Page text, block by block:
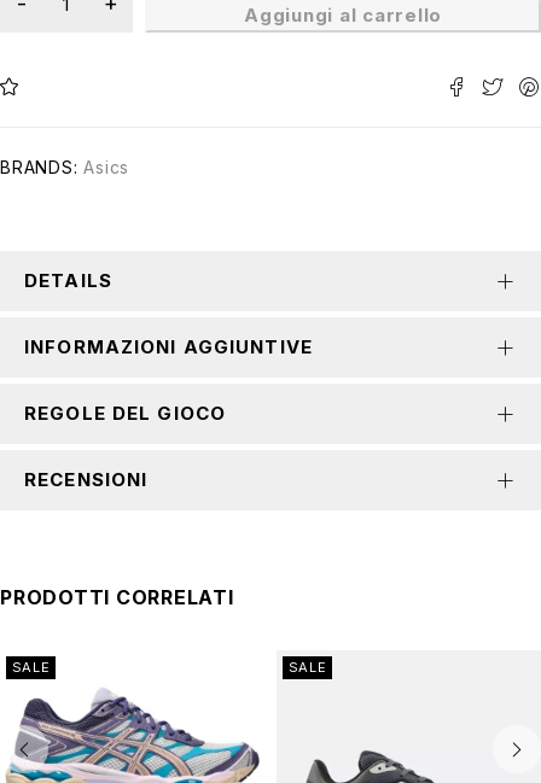
Aggiungi al carrello
BRANDS: Asics
DETAILS
INFORMAZIONI AGGIUNTIVE
REGOLE DEL GIOCO
RECENSIONI
PRODOTTI CORRELATI
SALE SALE